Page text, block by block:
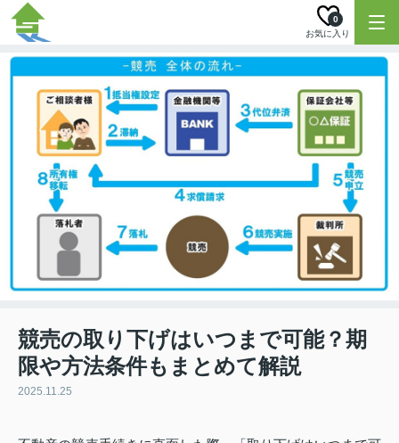
お気に入り
0
競売の取り下げはいつまで可能？期
限や方法条件もまとめて解説
2025.11.25